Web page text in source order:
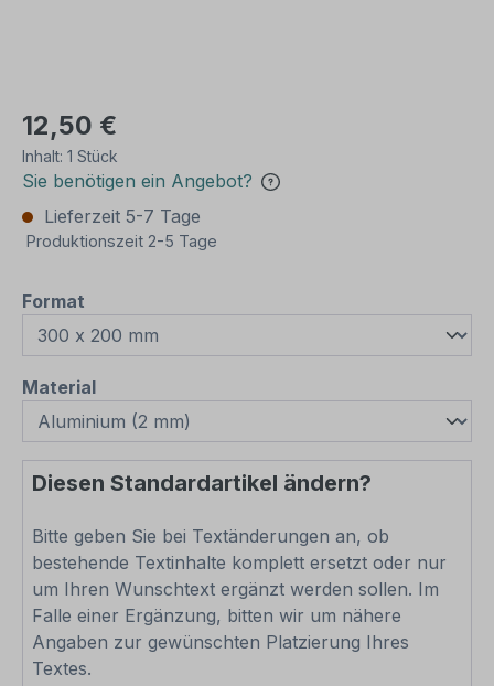
12,50 €
Inhalt: 1 Stück
Sie benötigen ein Angebot?
Lieferzeit 5-7 Tage
Produktionszeit 2-5 Tage
Format
Materialauswählen
Diesen Standardartikel ändern?
Bitte geben Sie bei Textänderungen an, ob
bestehende Textinhalte komplett ersetzt oder nur
um Ihren Wunschtext ergänzt werden sollen. Im
Falle einer Ergänzung, bitten wir um nähere
Angaben zur gewünschten Platzierung Ihres
Textes.